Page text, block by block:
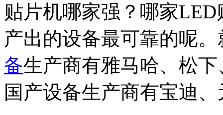
贴片机哪家强？哪家
产出的设备最可靠的呢
备生产商有雅马哈、松
国产设备生产商有宝迪